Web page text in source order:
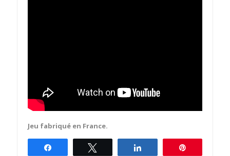
Jeu fabriqué en France.